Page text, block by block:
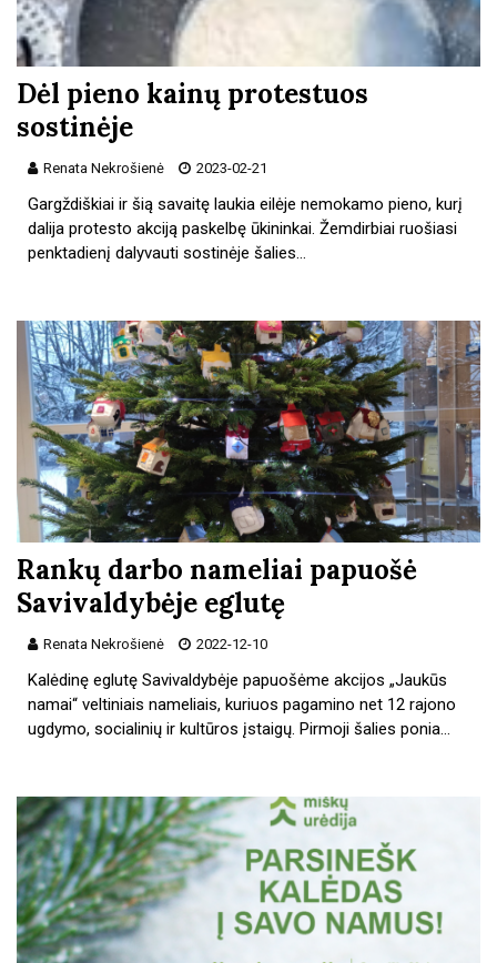
Dėl pieno kainų protestuos
sostinėje
Renata Nekrošienė 2023-02-21
Gargždiškiai ir šią savaitę laukia eilėje nemokamo pieno, kurį
dalija protesto akciją paskelbę ūkininkai. Žemdirbiai ruošiasi
penktadienį dalyvauti sostinėje šalies…
Rankų darbo nameliai papuošė
Savivaldybėje eglutę
Renata Nekrošienė 2022-12-10
Kalėdinę eglutę Savivaldybėje papuošėme akcijos „Jaukūs
namai“ veltiniais nameliais, kuriuos pagamino net 12 rajono
ugdymo, socialinių ir kultūros įstaigų. Pirmoji šalies ponia…